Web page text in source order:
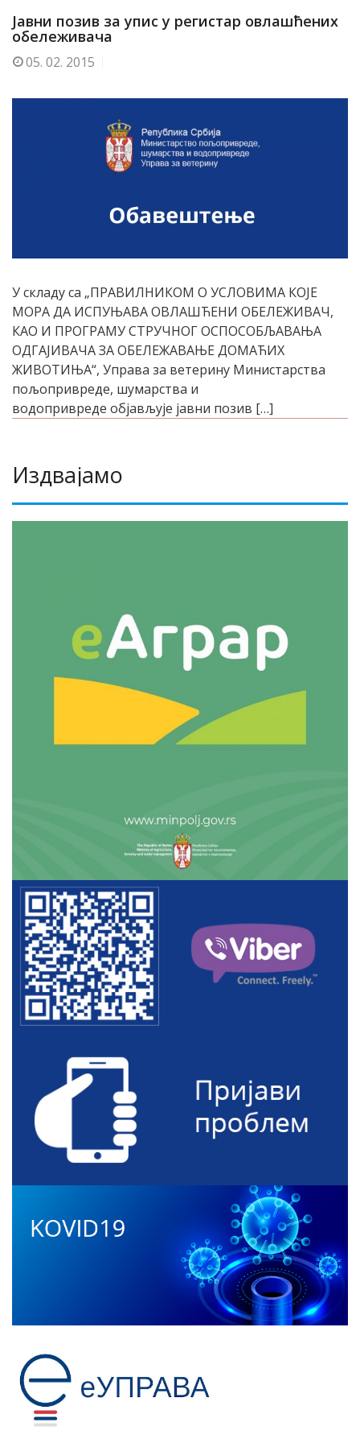
Јавни позив за упис у регистар овлашћених
обележивача
05. 02. 2015
У складу са „ПРАВИЛНИКОМ О УСЛОВИМА КОЈЕ
МОРА ДА ИСПУЊАВА ОВЛАШЋЕНИ ОБЕЛЕЖИВАЧ,
КАО И ПРОГРАМУ СТРУЧНОГ ОСПОСОБЉАВАЊА
ОДГАЈИВАЧА ЗА ОБЕЛЕЖАВАЊЕ ДОМАЋИХ
ЖИВОТИЊА“, Управа за ветерину Министарства
пољопривреде, шумарства и
водопривреде објављује јавни позив […]
Издвајамо